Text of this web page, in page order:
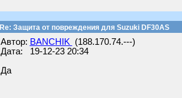
Re: Защита от повреждения для Suzuki DF30AS
Автор: BANCHIK
(188.170.74.---)
Дата: 19-12-23 20:34
Да